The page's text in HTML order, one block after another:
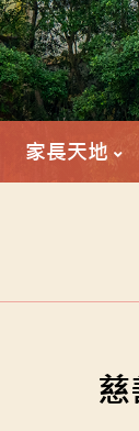
家長天地